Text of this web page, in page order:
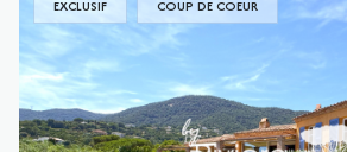
EXCLUSIF COUP DE COEUR